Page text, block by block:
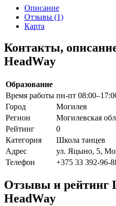
Описание
Отзывы (1)
Карта
Контакты,
HeadWay
Образование
Время работы пн-пт
Город
Могилев
Регион
Могилевская
Рейтинг
0
Категория
Школа танцев
Адрес
ул. Яцыно, 5,
Телефон
+375 33 392-96-
Отзывы и рейтинг
HeadWay